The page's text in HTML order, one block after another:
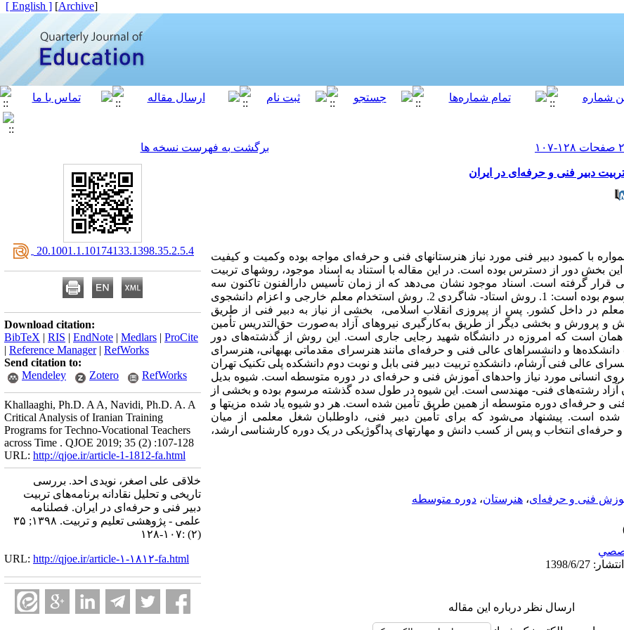
[
Archive
]
[ English ]
برگشت به فهرست نسخه ها
دبیر فنی و حرفه‌ای در ایران
با کمبود دبیر فنی مورد نیاز هنرستانهای فنی و حرفه‌ای مواجه بوده وکمیت و کیفیت
بخش دور از دسترس بوده است. در این مقاله با استناد به اسناد موجود، روشهای تربیت
قرار گرفته است. اسناد موجود نشان می‌دهد که از زمان تأسیس دارالفنون تاکنون سه
روش برای تربیت دبیر فنی و حرفه‌ای مرسوم بوده است: 1. روش استاد- شاگردی 2. روش استخدام معلم خارجی و اعزام دانشجوی
تربیت معلم در داخل کشور. پس از پیروزی انقلاب اسلامی، بخشی از نیاز به دبیر فنی از طریق
و پرورش و بخشی دیگر از طریق به‌­کارگیری نیروهای آزاد به‌صورت حق‌التدریس تأمین
است که امروزه در دانشگاه شهید رجایی جاری است. این روش از گذشته‌های دور
و دانشسراهای عالی فنی و حرفه‌ای مانند هنرسرای مقدماتی بهبهانی، هنرسرای
عالی فنی آرشام، دانشکده تربیت دبیر فنی بابل و نوبت دوم دانشکده پلی تکنیک تهران
انسانی مورد نیاز واحدهای آموزش فنی و حرفه‌ای در دوره متوسطه است. شیوه بدیل
آزاد رشته‌های فنی- مهندسی است. این شیوه در طول سده گذشته مرسوم بوده و بخشی از
و حرفه‌ای دوره متوسطه از همین طریق تأمین شده است. هر دو شیوه یاد شده مزیتها و
شده است. پیشنهاد می‌­شود که برای تأمین دبیر فنی، داوطلبان شغل معلمی از میان
حرفه‌ای انتخاب و پس از کسب دانش و مهارتهای پداگوژیکی در یک دوره کارشناسی ارشد،
فنی و حرفه‌ای، هنرستان، دوره متوسطه
ارسال نظر درباره این مقاله
‎ 20.1001.1.10174133.1398.35.2.5.4
Download citation:
BibTeX | RIS | EndNote | Medlars | ProCite
| Reference Manager| RefWorks
Send citation to:
Mendeley
Zotero RefWorks
Khallaaghi, Ph.D. A A, Navidi, Ph.D. A. A
Critical Analysis of Iranian Training
Programs for Techno-Vocational Teachers
across Time . QJOE 2019; 35 (2) :107-128
URL: http://qjoe.ir/article-1-1812-fa.html
خلاقی علی اصغر، نویدی احد. بررسی
تاریخی و تحلیل نقادانه برنامه‌های تربیت
دبیر فنی و حرفه‌ای در ایران. فصلنامه
علمی - پژوهشی تعلیم و تربیت. ۱۳۹۸; ۳۵
(۲) :۱۰۷-۱۲۸
URL: http://qjoe.ir/article-۱-۱۸۱۲-fa.html